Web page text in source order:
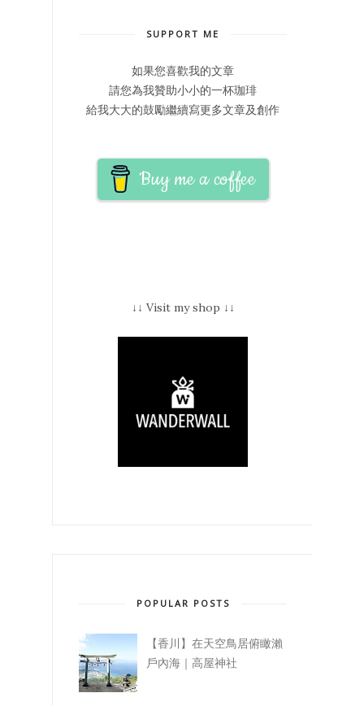
SUPPORT ME
如果您喜歡我的文章
請您為我贊助小小的一杯珈琲
給我大大的鼓勵繼續寫更多文章及創作
Buy me a coffee
↓↓ Visit my shop ↓↓
POPULAR POSTS
【香川】在天空鳥居俯瞰瀨
戶內海｜高屋神社